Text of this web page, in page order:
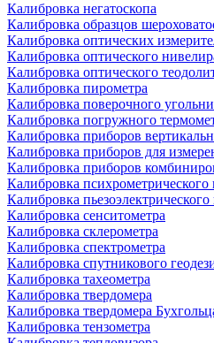
Калибровка негатоскопа
Калибровка образцов
Калибровка оптических
Калибровка оптического
Калибровка оптического
Калибровка пирометра
Калибровка поверочного
Калибровка погружного
Калибровка приборов
Калибровка приборов для
Калибровка приборов
Калибровка психрометрического
Калибровка пьезоэлектрического
Калибровка сенситометра
Калибровка склерометра
Калибровка спектрометра
Калибровка спутникового
Калибровка тахеометра
Калибровка твердомера
Калибровка твердомера
Калибровка тензометра